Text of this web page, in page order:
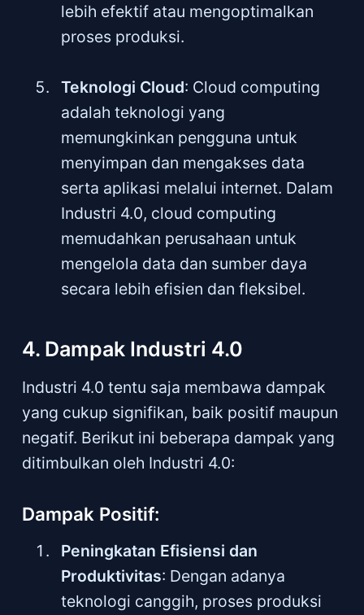
lebih efektif atau mengoptimalkan
proses produksi.
Teknologi Cloud: Cloud computing
adalah teknologi yang
memungkinkan pengguna untuk
menyimpan dan mengakses data
serta aplikasi melalui internet. Dalam
Industri 4.0, cloud computing
memudahkan perusahaan untuk
mengelola data dan sumber daya
secara lebih efisien dan fleksibel.
4. Dampak Industri 4.0
Industri 4.0 tentu saja membawa dampak
yang cukup signifikan, baik positif maupun
negatif. Berikut ini beberapa dampak yang
ditimbulkan oleh Industri 4.0:
Dampak Positif:
Peningkatan Efisiensi dan
Produktivitas: Dengan adanya
teknologi canggih, proses produksi